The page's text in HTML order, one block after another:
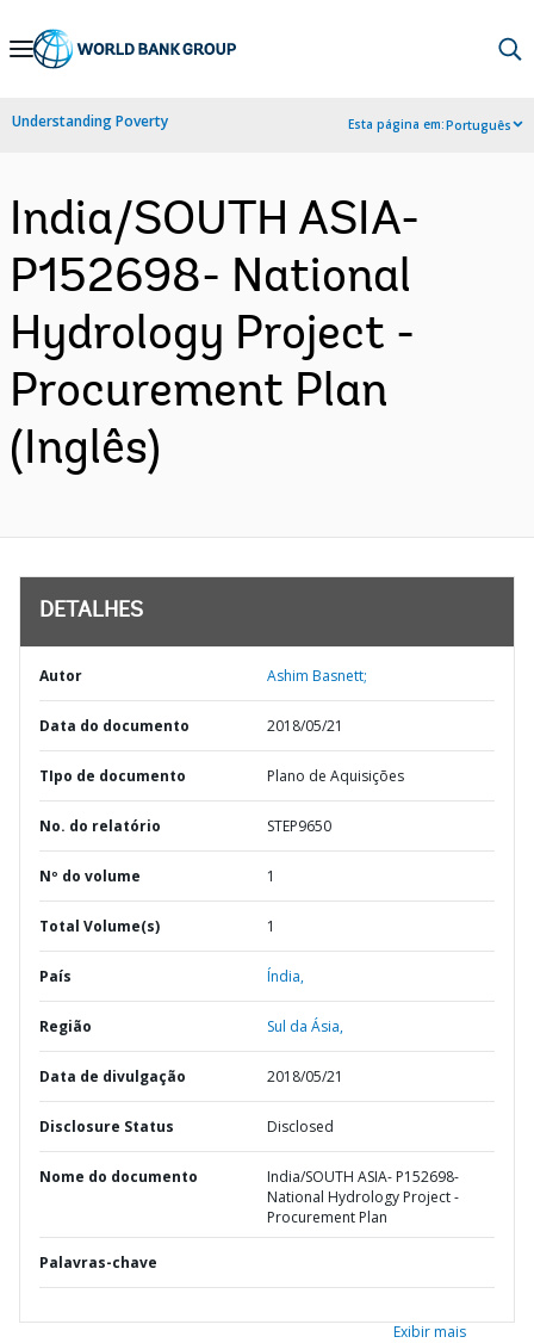
Skip
Navigation
Understanding Poverty Esta página em:Português
India/SOUTH ASIA-
P152698- National
Hydrology Project -
Procurement Plan
(Inglês)
DETALHES
Autor Ashim Basnett;
Data do documento 2018/05/21
TIpo de documento Plano de Aquisições
No. do relatório STEP9650
Nº do volume 1
Total Volume(s) 1
País Índia,
Região Sul da Ásia,
Data de divulgação 2018/05/21
Disclosure Status Disclosed
Nome do documento
India/SOUTH ASIA- P152698-
National Hydrology Project -
Procurement Plan
Palavras-chave
Exibir mais